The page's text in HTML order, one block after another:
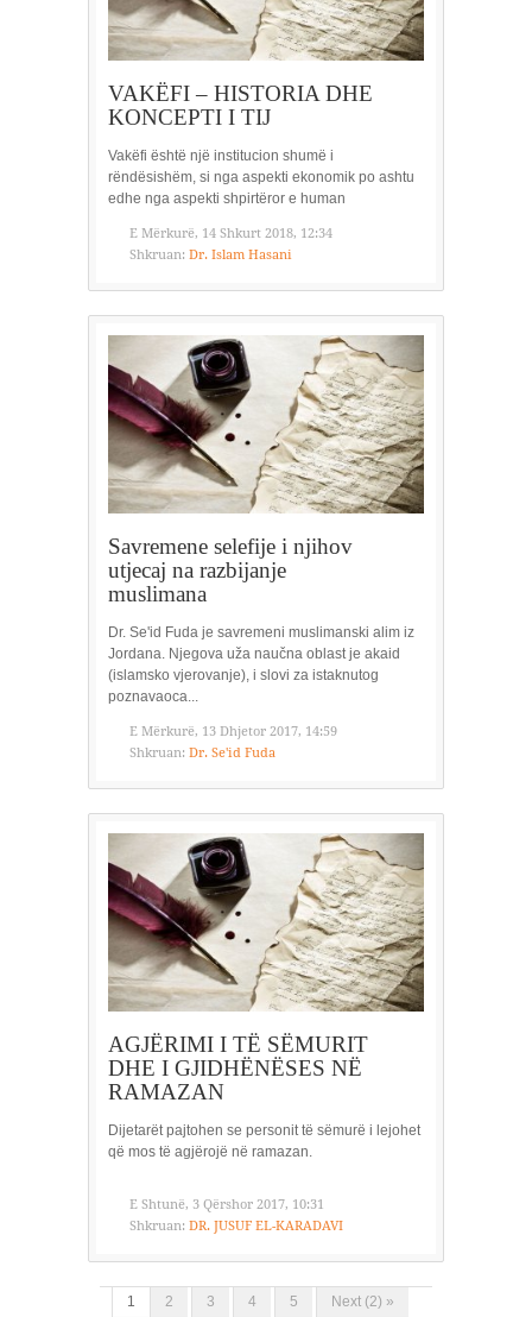
VAKËFI – HISTORIA DHE
KONCEPTI I TIJ
Vakëfi është një institucion shumë i
rëndësishëm, si nga aspekti ekonomik po ashtu
edhe nga aspekti shpirtëror e human
E Mërkurë, 14 Shkurt 2018, 12:34
Shkruan: Dr. Islam Hasani
Savremene selefije i njihov
utjecaj na razbijanje
muslimana
Dr. Se'id Fuda je savremeni muslimanski alim iz
Jordana. Njegova uža naučna oblast je akaid
(islamsko vjerovanje), i slovi za istaknutog
poznavaoca...
E Mërkurë, 13 Dhjetor 2017, 14:59
Shkruan: Dr. Se'id Fuda
AGJËRIMI I TË SËMURIT
DHE I GJIDHËNËSES NË
RAMAZAN
Dijetarët pajtohen se personit të sëmurë i lejohet
që mos të agjërojë në ramazan.
E Shtunë, 3 Qërshor 2017, 10:31
Shkruan: DR. JUSUF EL-KARADAVI
1 2 3 4 5
Next (2) »